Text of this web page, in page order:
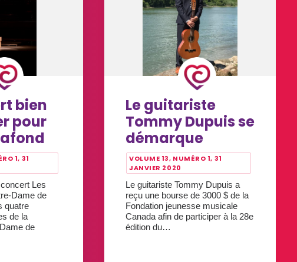
bien
pour
1, 31
Les
Dame de
quatre
de la
de
Le guitariste
Tommy Dupuis se
démarque
VOLUME 13, NUMÉRO 1, 31
JANVIER 2020
Le guitariste Tommy Dupuis a
reçu une bourse de 3000 $ de la
Fondation jeunesse musicale
Canada afin de participer à la 28e
édition du…